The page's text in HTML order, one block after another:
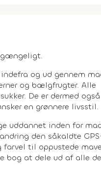
og ud gennem
og bælgfrugter. Alle
De er dermed også
en grønnere livsstil.
uddannet inden for
den såkaldte
til oppustede
bog at dele ud af alle de